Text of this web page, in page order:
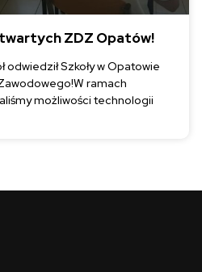
ZDZ Opatów!
odwiedził Szkoły w Opatowie
ramach
możliwości technologii